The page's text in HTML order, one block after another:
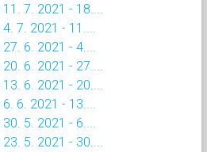
7. 2021 - 18....
7. 2021 - 11....
6. 2021 - 4....
6. 2021 - 27....
6. 2021 - 20....
6. 2021 - 13....
5. 2021 - 6....
5. 2021 - 30....